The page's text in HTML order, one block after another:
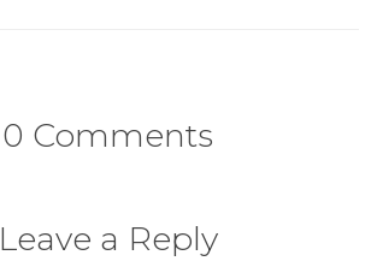
0 Comments
Leave a Reply